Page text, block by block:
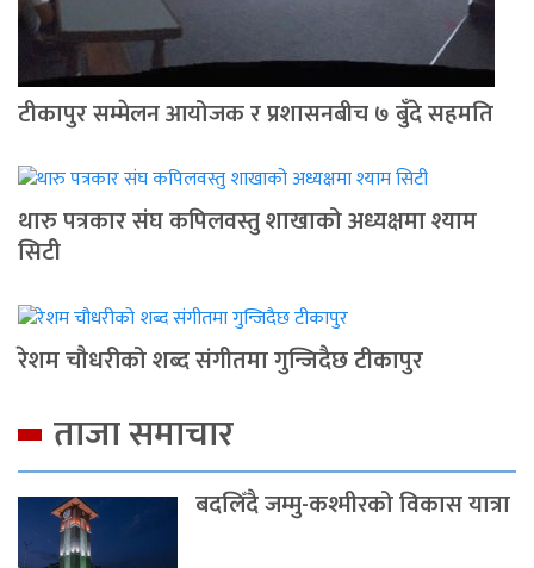
टीकापुर सम्मेलन आयोजक र प्रशासनबीच ७ बुँदे सहमति
थारु पत्रकार संघ कपिलवस्तु शाखाको अध्यक्षमा श्याम
सिटी
रेशम चौधरीको शब्द संगीतमा गुन्जिदैछ टीकापुर
ताजा समाचार
बदलिँदै जम्मु-कश्मीरको विकास यात्रा